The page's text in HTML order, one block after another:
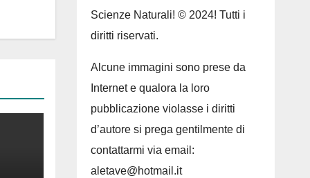
Scienze Naturali! © 2024! Tutti i
diritti riservati.
Alcune immagini sono prese da
Internet e qualora la loro
pubblicazione violasse i diritti
d’autore si prega gentilmente di
contattarmi via email:
aletave@hotmail.it